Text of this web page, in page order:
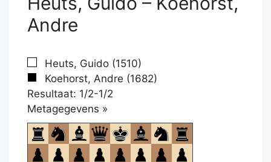
Andre
Heuts, Guido (1510)
Koehorst, Andre (1682)
Resultaat: 1/2-1/2
Metagegevens »
om
te
openen.